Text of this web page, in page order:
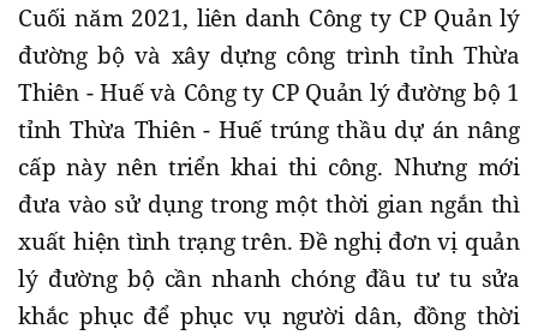
Cuối năm 2021, liên danh Công ty CP Quản lý
đường bộ và xây dựng công trình tỉnh Thừa
Thiên - Huế và Công ty CP Quản lý đường bộ 1
tỉnh Thừa Thiên - Huế trúng thầu dự án nâng
cấp này nên triển khai thi công. Nhưng mới
đưa vào sử dụng trong một thời gian ngắn thì
xuất hiện tình trạng trên. Đề nghị đơn vị quản
lý đường bộ cần nhanh chóng đầu tư tu sửa
khắc phục để phục vụ người dân, đồng thời